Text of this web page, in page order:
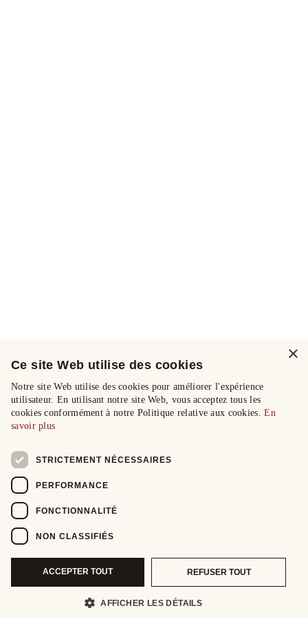
×
Ce site Web utilise des cookies
Notre site Web utilise des cookies pour améliorer l'expérience
utilisateur. En utilisant notre site Web, vous acceptez tous les
cookies conformément à notre Politique relative aux cookies.En
savoir plus
STRICTEMENT NÉCESSAIRES
PERFORMANCE
FONCTIONNALITÉ
NON CLASSIFIÉS
ACCEPTER TOUT REFUSER TOUT
AFFICHER LES DÉTAILS